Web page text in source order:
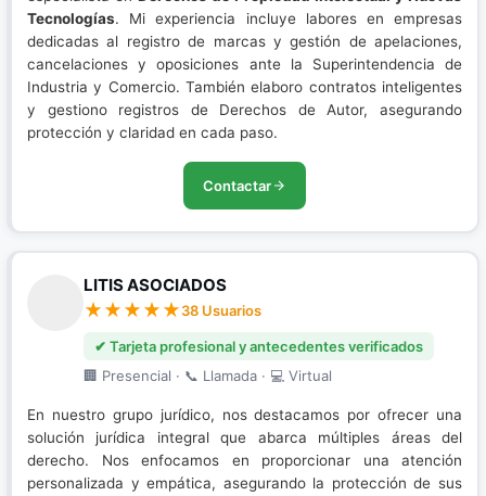
Tecnologías. Mi experiencia incluye labores en empresas
dedicadas al registro de marcas y gestión de apelaciones,
cancelaciones y oposiciones ante la Superintendencia de
Industria y Comercio. También elaboro contratos inteligentes
y gestiono registros de Derechos de Autor, asegurando
protección y claridad en cada paso.
Contactar
LITIS ASOCIADOS
38 Usuarios
✔ Tarjeta profesional y antecedentes verificados
🏢 Presencial · 📞 Llamada · 💻 Virtual
En nuestro grupo jurídico, nos destacamos por ofrecer una
solución jurídica integral que abarca múltiples áreas del
derecho. Nos enfocamos en proporcionar una atención
personalizada y empática, asegurando la protección de sus